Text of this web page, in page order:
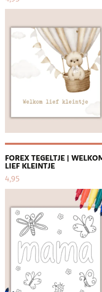
FOREX TEGELTJE |
LIEF KLEINTJE
4,95